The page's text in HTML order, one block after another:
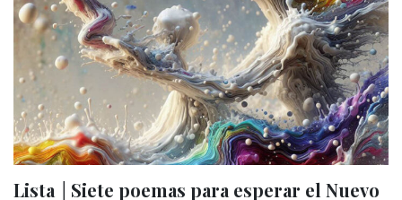
Lista │Siete poemas para esperar el Nuevo